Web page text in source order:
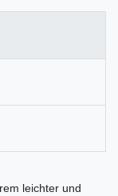
leichter und